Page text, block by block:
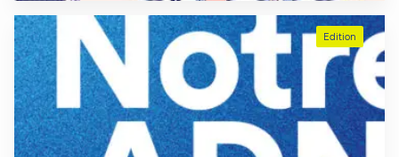
Edition